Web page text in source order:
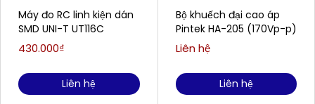
Máy đo RC linh kiện dán
SMD UNI-T UT116C
430.000₫
Liên hệ
Bộ khuếch đại cao áp
Pintek HA-205 (170Vp-p)
Liên hệ
Liên hệ